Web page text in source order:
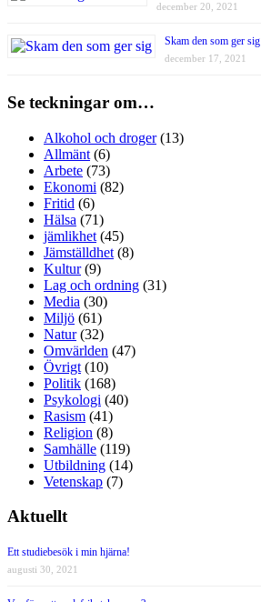
december 20, 2021
Skam den som ger sig
december 17, 2021
Se teckningar om…
Alkohol och droger(13)
Allmänt (6)
Arbete (73)
Ekonomi (82)
Fritid (6)
Hälsa (71)
jämlikhet (45)
Jämställdhet (8)
Kultur(9)
Lag och ordning (31)
Media (30)
Miljö (61)
Natur(32)
Omvärlden (47)
Övrigt (10)
Politik (168)
Psykologi (40)
Rasism (41)
Religion (8)
Samhälle (119)
Utbildning (14)
Vetenskap (7)
Aktuellt
Ett studiebesök i min hjärna!
augusti 30, 2021